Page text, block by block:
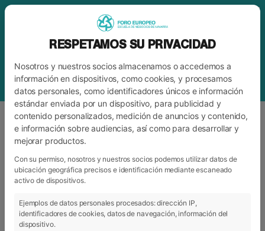
ETIQUETAUNIVERSIDAD DE LA SABANA
RESPETAMOS SU PRIVACIDAD
Nosotros y nuestros socios almacenamos o accedemos a
información en dispositivos, como cookies, y procesamos
datos personales, como identificadores únicos e información
estándar enviada por un dispositivo, para publicidad y
contenido personalizados, medición de anuncios y contenido,
e información sobre audiencias, así como para desarrollar y
mejorar productos.
Con su permiso, nosotros y nuestros socios podemos utilizar datos de
ubicación geográfica precisos e identificación mediante escaneado
activo de dispositivos.
Ejemplos de datos personales procesados: dirección IP,
identificadores de cookies, datos de navegación, información del
dispositivo.